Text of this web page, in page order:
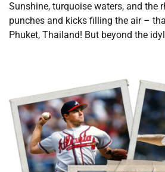
Sunshine, turquoise waters, and the
punches and kicks filling the air –
Phuket, Thailand! But beyond the